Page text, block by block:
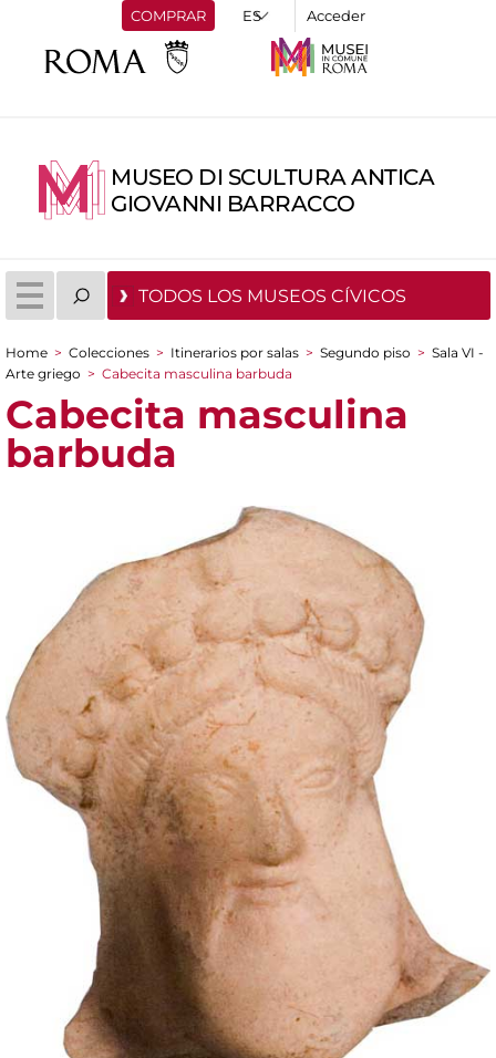
COMPRAR Acceder
MUSEO DI SCULTURA ANTICA
GIOVANNI BARRACCO
TODOS LOS MUSEOS CÍVICOS
You are here
Home > Colecciones > Itinerarios por salas > Segundo piso > Sala VI -
Arte griego > Cabecita masculina barbuda
Cabecita masculina
barbuda